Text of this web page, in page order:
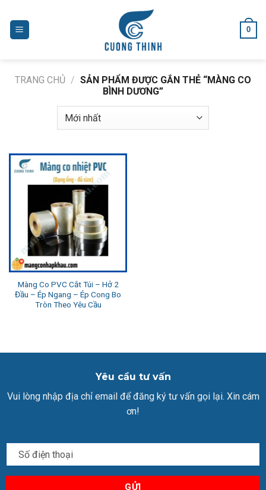
content
0
TRANG CHỦ / SẢN PHẨM ĐƯỢC GẮN THẺ “MÀNG CO
BÌNH DƯƠNG”
Màng Co PVC Cắt Túi – Hở 2
Đầu – Ép Ngang – Ép Cong Bo
Tròn Theo Yêu Cầu
Yêu cầu tư vấn
Vui lòng nhập địa chỉ email để đăng ký tư vấn gọi lại. Xin cám
ơn!